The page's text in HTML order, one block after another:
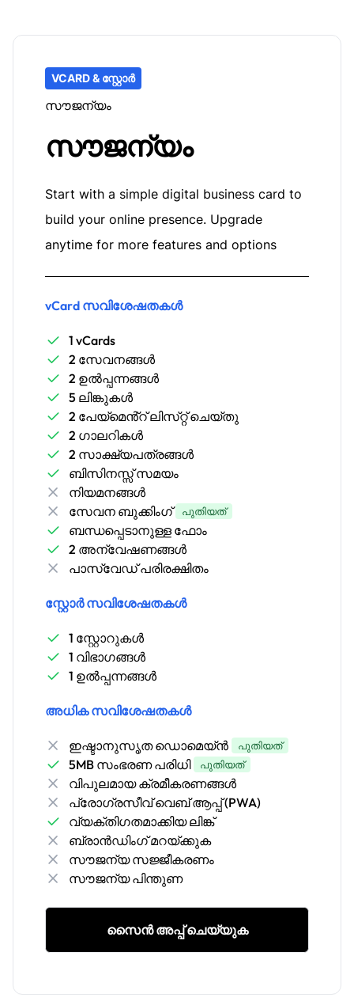
VCARD & സ്റ്റോർ
സൗജന്യം
സൗജന്യം
Start with a simple digital business card to
build your online presence. Upgrade
anytime for more features and options
vCard സവിശേഷതകൾ
1 vCards
2 സേവനങ്ങൾ
2 ഉൽപ്പന്നങ്ങൾ
5 ലിങ്കുകൾ
2 പേയ്‌മെൻ്റ് ലിസ്‌റ്റ് ചെയ്‌തു
2 ഗാലറികൾ
2 സാക്ഷ്യപത്രങ്ങൾ
ബിസിനസ്സ് സമയം
നിയമനങ്ങൾ
സേവന ബുക്കിംഗ്
പുതിയത്
ബന്ധപ്പെടാനുള്ള ഫോം
2 അന്വേഷണങ്ങൾ
പാസ്‌വേഡ് പരിരക്ഷിതം
സ്റ്റോർ സവിശേഷതകൾ
1 സ്റ്റോറുകൾ
1 വിഭാഗങ്ങൾ
1 ഉൽപ്പന്നങ്ങൾ
അധിക സവിശേഷതകൾ
ഇഷ്ടാനുസൃത ഡൊമെയ്ൻ പുതിയത്
5MB സംഭരണ ​​പരിധി പുതിയത്
വിപുലമായ ക്രമീകരണങ്ങൾ
പ്രോഗ്രസീവ് വെബ് ആപ്പ് (PWA)
വ്യക്തിഗതമാക്കിയ ലിങ്ക്
ബ്രാൻഡിംഗ് മറയ്ക്കുക
സൗജന്യ സജ്ജീകരണം
സൗജന്യ പിന്തുണ
സൈൻ അപ്പ് ചെയ്യുക